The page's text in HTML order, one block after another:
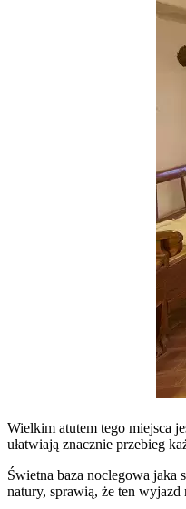
Wielkim atutem tego miejsca
ułatwiają znacznie przebieg
Świetna baza noclegowa jaka
natury, sprawią, że ten wyjazd